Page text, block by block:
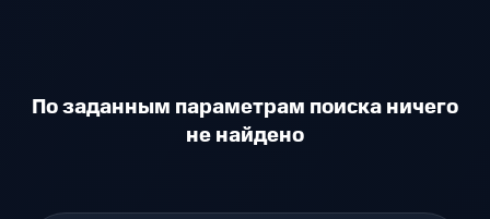
По заданным параметрам поиска ничего
не найдено